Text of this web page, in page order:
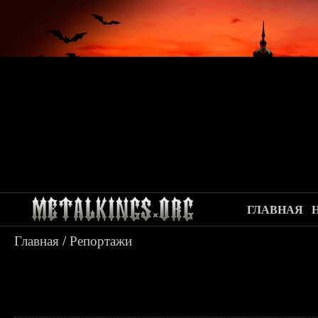
ГЛАВНАЯ
Главная /Репортажи